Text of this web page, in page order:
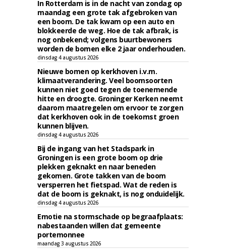
In Rotterdam is in de nacht van zondag op
maandag een grote tak afgebroken van
een boom. De tak kwam op een auto en
blokkeerde de weg. Hoe de tak afbrak, is
nog onbekend; volgens buurtbewoners
worden de bomen elke 2 jaar onderhouden.
dinsdag 4 augustus 2026
Nieuwe bomen op kerkhoven i.v.m.
klimaatverandering. Veel boomsoorten
kunnen niet goed tegen de toenemende
hitte en droogte. Groninger Kerken neemt
daarom maatregelen om ervoor te zorgen
dat kerkhoven ook in de toekomst groen
kunnen blijven.
dinsdag 4 augustus 2026
Bij de ingang van het Stadspark in
Groningen is een grote boom op drie
plekken geknakt en naar beneden
gekomen. Grote takken van de boom
versperren het fietspad. Wat de reden is
dat de boom is geknakt, is nog onduidelijk.
dinsdag 4 augustus 2026
Emotie na stormschade op begraafplaats:
nabestaanden willen dat gemeente
portemonnee
maandag 3 augustus 2026